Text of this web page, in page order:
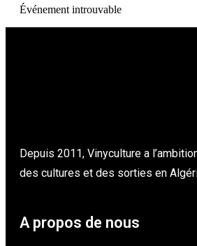
Événement introuvable
Depuis 2011, Vinyculture a
des cultures et des sorties en
A propos de nous